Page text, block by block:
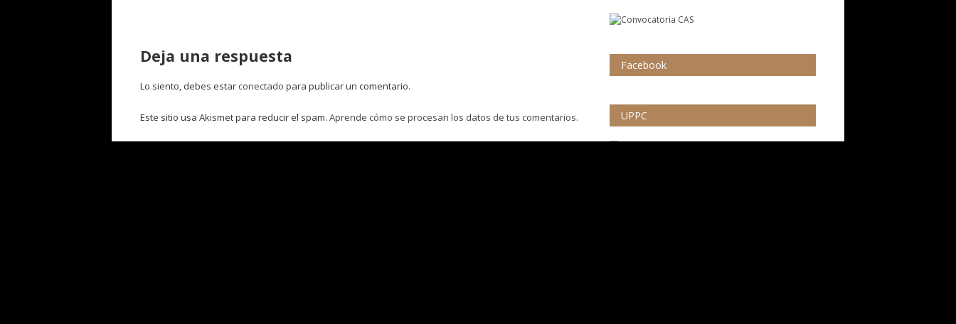
Deja una respuesta
Lo siento, debes estar conectado para publicar un comentario.
Este sitio usa Akismet para reducir el spam. Aprende cómo se procesan los datos de tus comentarios.
Facebook
UPPC